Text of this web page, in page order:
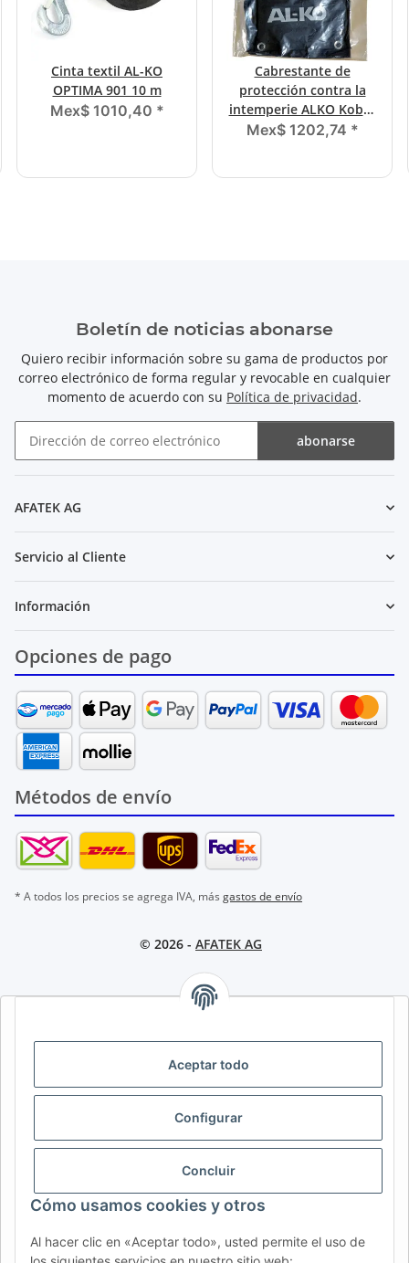
Aceptar todo
Configurar
Concluir
Cómo usamos cookies y otros
Al hacer clic en «Aceptar todo», usted permite el uso de
Cinta textil AL-KO
OPTIMA 901 10 m
Mex$ 1010,40 *
Cabrestante de
protección contra la
intemperie ALKO Kober
650/901 / 901A
Mex$ 1202,74 *
Boletín de noticias abonarse
Quiero recibir información sobre su gama de productos por
correo electrónico de forma regular y revocable en cualquier
momento de acuerdo con su Política de privacidad.
abonarse
AFATEK AG
Servicio al Cliente
Información
Opciones de pago
Métodos de envío
* A todos los precios se agrega IVA, más gastos de envío
© 2026 - AFATEK AG
SELECT REGION & LANGUAGE | CHOISIR LA RÉGION ET LA
DE AT CH (DE) CH (FR)
BE (NL)
CZ
RO HR